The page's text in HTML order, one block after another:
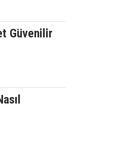
Güvenilir